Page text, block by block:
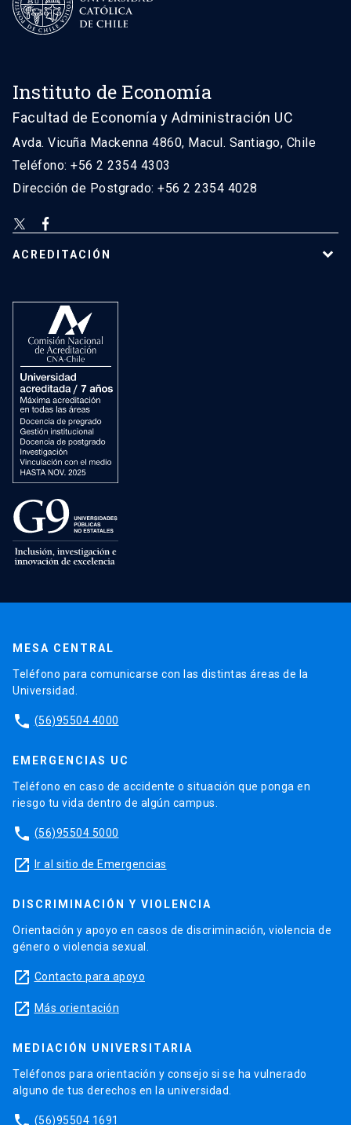
Instituto de Economía
Facultad de Economía y Administración UC
Avda. Vicuña Mackenna 4860, Macul. Santiago, Chile
Teléfono: +56 2 2354 4303
Dirección de Postgrado: +56 2 2354 4028
ACREDITACIÓN
MESA CENTRAL
Teléfono para comunicarse con las distintas áreas de la
Universidad.
phone (56)95504 4000
EMERGENCIAS UC
Teléfono en caso de accidente o situación que ponga en
riesgo tu vida dentro de algún campus.
phone (56)95504 5000
launch Ir al sitio de Emergencias
DISCRIMINACIÓN Y VIOLENCIA
Orientación y apoyo en casos de discriminación, violencia de
género o violencia sexual.
launch Contacto para apoyo
launch Más orientación
MEDIACIÓN UNIVERSITARIA
Teléfonos para orientación y consejo si se ha vulnerado
alguno de tus derechos en la universidad.
(56)95504 1691